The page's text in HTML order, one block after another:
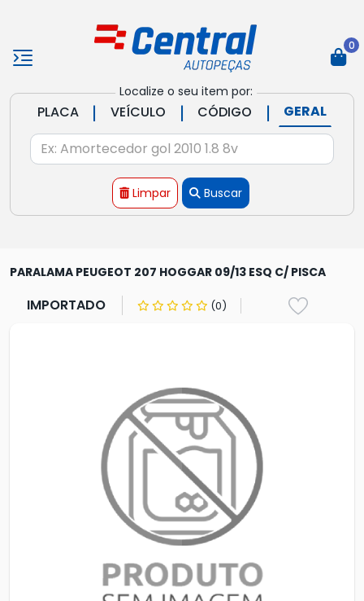
Localize o seu item por:
PLACA | VEÍCULO | CÓDIGO | GERAL
Limpar Buscar
0
PARALAMA PEUGEOT 207 HOGGAR 09/13 ESQ C/ PISCA
IMPORTADO (0)